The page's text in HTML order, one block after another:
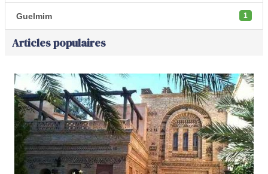
Guelmim 1
Articles populaires